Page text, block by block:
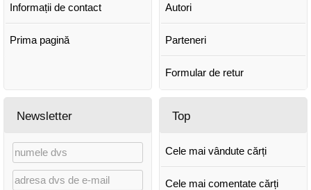
Informații de contact
Prima pagină
Autori
Parteneri
Formular de retur
Newsletter Top
Cele mai vândute cărți
Cele mai comentate cărți